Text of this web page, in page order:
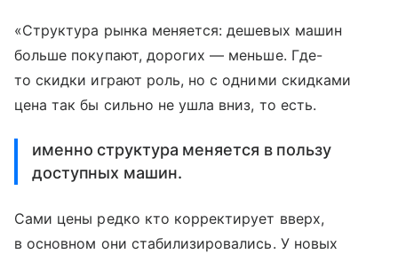
«Структура рынка меняется: дешевых машин
больше покупают, дорогих — меньше. Где-
то скидки играют роль, но с одними скидками
цена так бы сильно не ушла вниз, то есть.
именно структура меняется в пользу
доступных машин.
Сами цены редко кто корректирует вверх,
в основном они стабилизировались. У новых